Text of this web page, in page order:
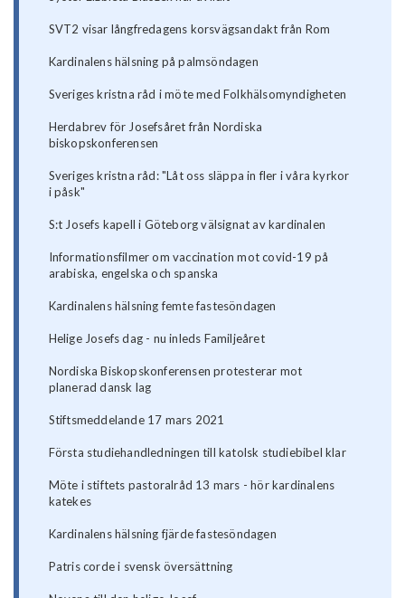
SVT2 visar långfredagens korsvägsandakt från Rom
Kardinalens hälsning på palmsöndagen
Sveriges kristna råd i möte med Folkhälsomyndigheten
Herdabrev för Josefsåret från Nordiska
biskopskonferensen
Sveriges kristna råd: "Låt oss släppa in fler i våra kyrkor
i påsk"
S:t Josefs kapell i Göteborg välsignat av kardinalen
Informationsfilmer om vaccination mot covid-19 på
arabiska, engelska och spanska
Kardinalens hälsning femte fastesöndagen
Helige Josefs dag - nu inleds Familjeåret
Nordiska Biskopskonferensen protesterar mot
planerad dansk lag
Stiftsmeddelande 17 mars 2021
Första studiehandledningen till katolsk studiebibel klar
Möte i stiftets pastoralråd 13 mars - hör kardinalens
katekes
Kardinalens hälsning fjärde fastesöndagen
Patris corde i svensk översättning